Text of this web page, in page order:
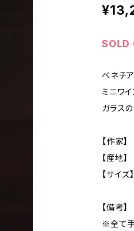
SOLD
ベネチ
ミニワイ
ガラス
【作家
【産
【サイ
【備考】
※全て手